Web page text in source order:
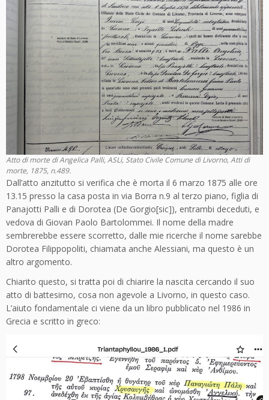
Atto di morte di Angelica Palli, ASLi, Stato Civile Comune di Livorno, Atti di
morte, 1875, n.489.
Dall’atto anzitutto si verifica che è morta il 6 marzo 1875 alle ore
13.15 presso la casa posta in via Borra n.9 al terzo piano, figlia di
Panajotti Palli e di Dorotea (De Gorgio[sic]), entrambi deceduti, e
vedova di Giovan Paolo Bartolommei. Il nome della madre
sembrerebbe essere scorretto, dalle mie ricerche il nome sarebbe
Dorotea Filippopoliti, chiamata anche Alessiani, ma questo è un
altro argomento.
Chiarito questo, si tratta poi di chiarire la nascita cercando il suo
atto di battesimo, cosa non agevole a Livorno, in questo caso.
L’aiuto fondamentale ci viene da un libro pubblicato nel 1986 in
Grecia e scritto in greco: